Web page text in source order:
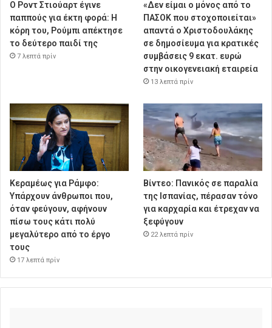
Ο Ροντ Στιούαρτ έγινε
παππούς για έκτη φορά: Η
κόρη του, Ρούμπι απέκτησε
το δεύτερο παιδί της
7 λεπτά πρίν
«Δεν είμαι ο μόνος από το
ΠΑΣΟΚ που στοχοποιείται»
απαντά ο Χριστοδουλάκης
σε δημοσίευμα για κρατικές
συμβάσεις 9 εκατ. ευρώ
στην οικογενειακή εταιρεία
13 λεπτά πρίν
Κεραμέως για Ράμφο:
Υπάρχουν άνθρωποι που,
όταν φεύγουν, αφήνουν
πίσω τους κάτι πολύ
μεγαλύτερο από το έργο
τους
17 λεπτά πρίν
Βίντεο: Πανικός σε παραλία
της Ισπανίας, πέρασαν τόνο
για καρχαρία και έτρεχαν να
ξεφύγουν
22 λεπτά πρίν